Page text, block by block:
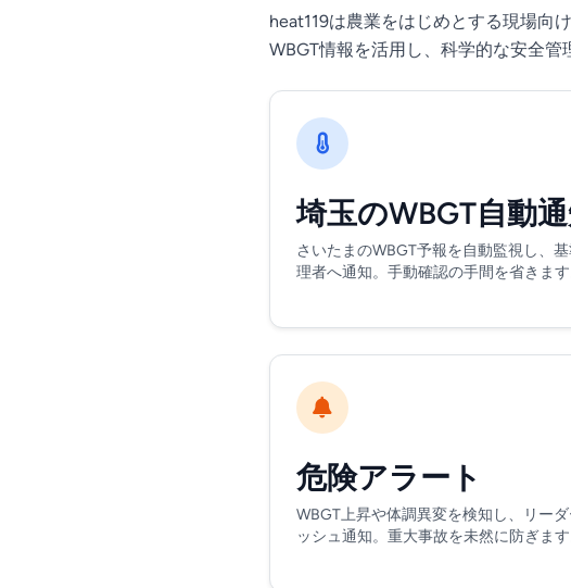
heat119は農業をはじめとする現場向
WBGT情報を活用し、科学的な安全管
埼玉のWBGT自動
さいたまのWBGT予報を自動監視し、
理者へ通知。手動確認の手間を省きます
危険アラート
WBGT上昇や体調異変を検知し、リー
ッシュ通知。重大事故を未然に防ぎます